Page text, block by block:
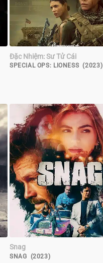
Đặc Nhiệm: Sư Tử Cái
SPECIAL OPS: LIONESS (2023)
Snag
SNAG (2023)